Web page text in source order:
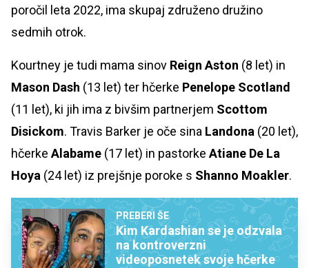
poročil leta 2022, ima skupaj združeno družino
sedmih otrok.
Kourtney je tudi mama sinov Reign Aston (8 let) in
Mason Dash (13 let) ter hčerke Penelope Scotland
(11 let), ki jih ima z bivšim partnerjem Scottom
Disickom. Travis Barker je oče sina Landona (20 let),
hčerke Alabame (17 let) in pastorke Atiane De La
Hoya (24 let) iz prejšnje poroke s Shanno Moakler.
PREBERI ŠE
Kim Kardashian se je odzvala
na kontroverzni
videoposnetek svoje hčerke